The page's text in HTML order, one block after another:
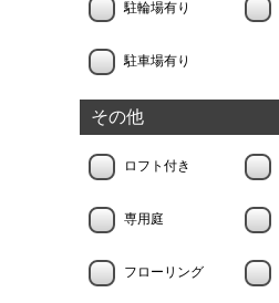
駐輪場有り
駐車場有り
その他
ロフト付き
専用庭
フローリング